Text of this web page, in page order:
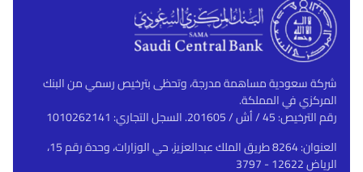
شركة سعودية مساهمة مدرجة، وتحظى بترخيص رسمي من البنك
المركزي في المملكة.
رقم الترخيص: 45 / أش / 201605. السجل التجاري: 1010262141
العنوان: 8264 طريق الملك عبدالعزيز، حي الوزارات، وحدة رقم 15،
الرياض 12622 - 3797